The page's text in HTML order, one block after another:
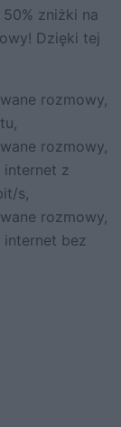
zniżki na
Dzięki tej
rozmowy,
rozmowy,
z
s,
rozmowy,
bez